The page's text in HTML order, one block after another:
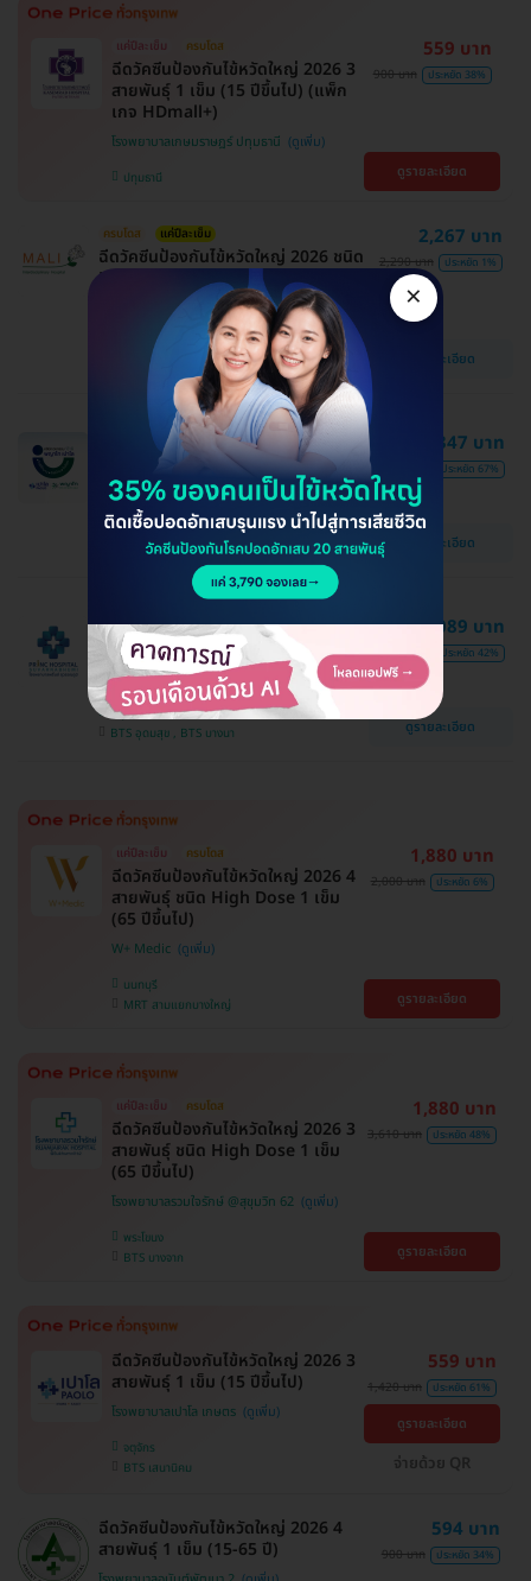
แค่ปีละเข็ม ครบโดส
ฉีดวัคซีนป้องกันไข้หวัดใหญ่ 2026 3
สายพันธุ์ 1 เข็ม (15 ปีขึ้นไป) (แพ็ก
เกจ HDmall+)
โรงพยาบาลเกษมราษฎร์ ปทุมธานี
ปทุมธานี
559 บาท
900 บาท ประหยัด 38%
ดูรายละเอียด
ครบโดส แค่ปีละเข็ม
ฉีดวัคซีนป้องกันไข้หวัดใหญ่ 2026 ชนิด
High Dose 4 สายพันธุ์ 1 เข็ม (65 ปี
โรงพยาบาลสหวิทยาการมะลิ
2,267 บาท
2,290 บาท ประหยัด 1%
ดูรายละเอียด
ฉีดวัคซีนป้องกันไข้หวัดใหญ่ 2026 3
สายพันธุ์ 1 เข็ม (15 ปีขึ้นไป)
คลินิกเวชกรรม พญาไท-เปาโล
ปทุมวัน
MRT สามยอด
347 บาท
ประหยัด 67%
ดูรายละเอียด
ฉีดวัคซีนป้องกันไข้หวัดใหญ่ 2026 4
สายพันธุ์ 1 เข็ม (น้อยกว่า 15 ปี)
โรงพยาบาลพริ้นซ์ สุวรรณภูมิ
สมุทรปราการ
BTS อุดมสุข , BTS บางนา
1,089 บาท
1,877 บาท ประหยัด 42%
ดูรายละเอียด
แค่ปีละเข็ม ครบโดส
ฉีดวัคซีนป้องกันไข้หวัดใหญ่ 2026 4
สายพันธุ์ ชนิด High Dose 1 เข็ม
(65 ปีขึ้นไป)
W+ Medic
นนทบุรี
MRT สามแยกบางใหญ่
1,880 บาท
2,000 บาท ประหยัด 6%
ดูรายละเอียด
แค่ปีละเข็ม ครบโดส
ฉีดวัคซีนป้องกันไข้หวัดใหญ่ 2026 3
สายพันธุ์ ชนิด High Dose 1 เข็ม
(65 ปีขึ้นไป)
โรงพยาบาลรวมใจรักษ์ @สุขุมวิท 62
พระโขนง
BTS บางจาก
1,880 บาท
3,610 บาท ประหยัด 48%
ดูรายละเอียด
ฉีดวัคซีนป้องกันไข้หวัดใหญ่ 2026 3
สายพันธุ์ 1 เข็ม (15 ปีขึ้นไป)
โรงพยาบาลเปาโล เกษตร
จตุจักร
BTS เสนานิคม
559 บาท
1,420 บาท ประหยัด 61%
ดูรายละเอียด
จ่ายด้วย QR
ฉีดวัคซีนป้องกันไข้หวัดใหญ่ 2026 4
สายพันธุ์ 1 เข็ม (15-65 ปี)
594 บาท
900 บาท ประหยัด 34%
×